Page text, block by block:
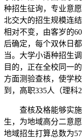
种招生征询，专业意
北交大的招生规模连
相对不变，由客岁的
后确定，每个双休日
当。大学小语种招生
目的，正在全校同一
方面测验查核，使学
到，高职335人（理科
查核及格能够实施
生，为地域高分二意
地域招生打算总数为